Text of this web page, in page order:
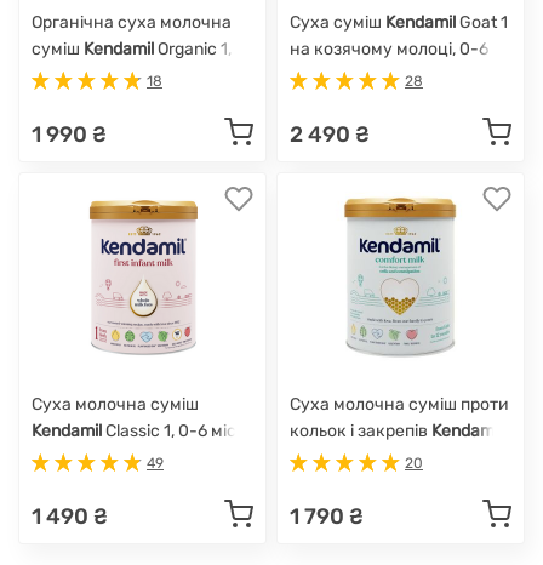
Органічна суха молочна
суміш KendamilOrganic 1,
0-6 міс., 800 г 18
1 990 ₴
Суха суміш KendamilGoat 1
на козячому молоці, 0-6
міс., 800 г
28
2 490 ₴
Суха молочна суміш
KendamilClassic 1, 0-6 міс.,
800 г
49
1 490 ₴
Суха молочна суміш проти
кольок і закрепів Kendamil
Comfort, 0-12 міс., 800 г
20
1 790 ₴